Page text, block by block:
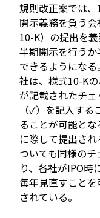
規則改正案では
開示義務を負う
10-K）の提出を
半期開示を行う
できるようにな
社は、様式10-K
が記載されたチ
（✓）を記入す
ることが可能とな
に際して提出さ
ついても同様の
り、各社がIPO時
毎年見直すこと
されている。